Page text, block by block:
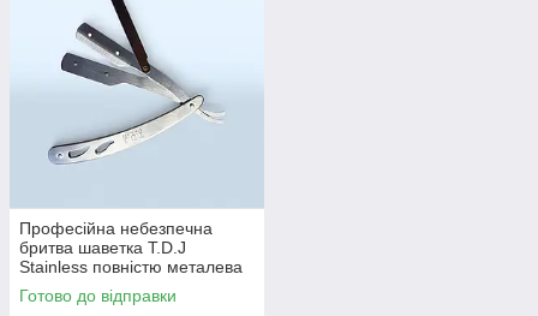
Професійна небезпечна
бритва шаветка T.D.J
Stainless повністю металева
для гоління та окантовки
бороди. Арт 1890
Готово до відправки